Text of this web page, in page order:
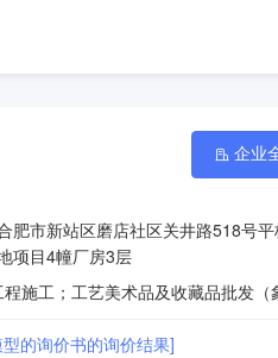
肥市新站区磨店社区关井路518号
项目4幢厂房3层
的询价书的询价结果]
企业